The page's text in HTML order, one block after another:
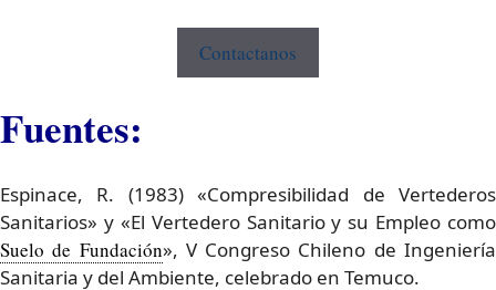
Contactanos
Fuentes:
Espinace, R. (1983) «Compresibilidad de Vertederos
Sanitarios» y «El Vertedero Sanitario y su Empleo como
Suelo de Fundación», V Congreso Chileno de Ingeniería
Sanitaria y del Ambiente, celebrado en Temuco.